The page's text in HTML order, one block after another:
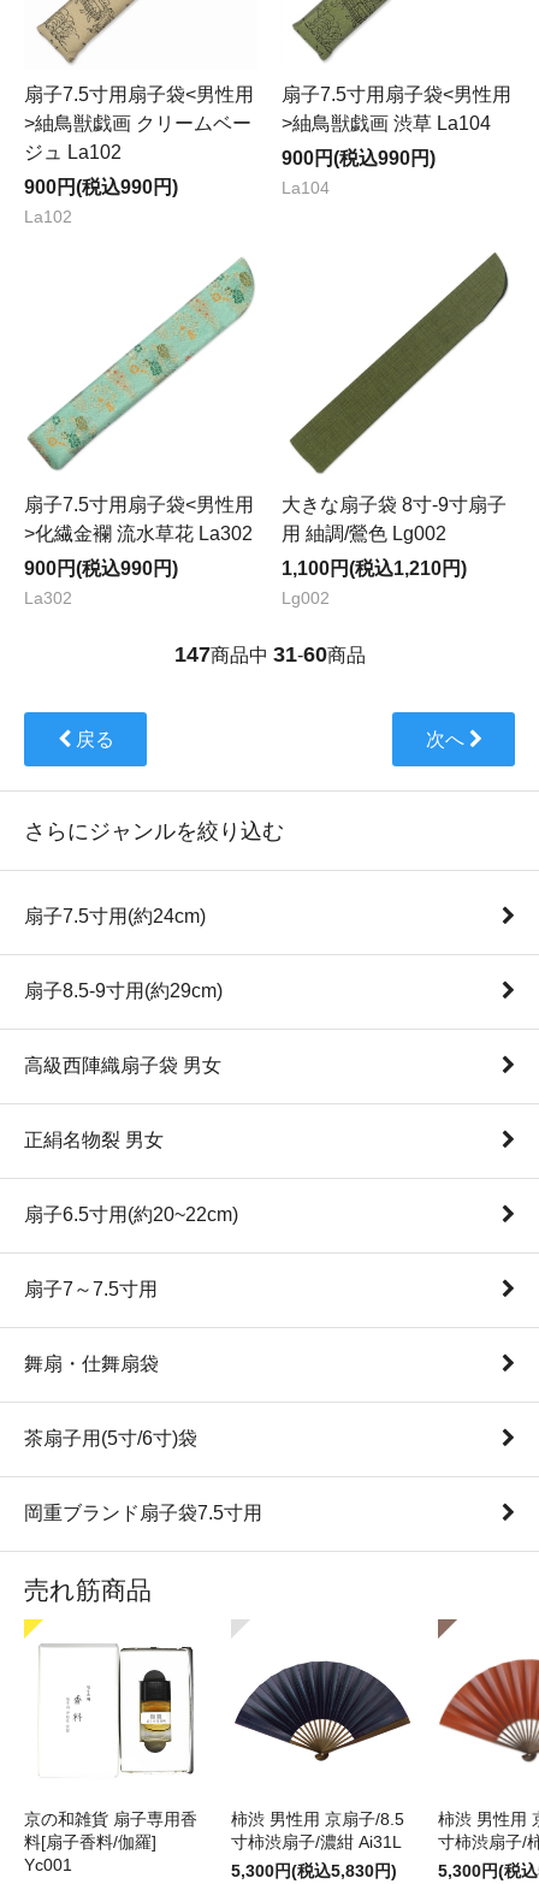
扇子7.5寸用扇子袋<男性用
>紬鳥獣戯画 クリームベー
ジュ La102
900円(税込990円)
La102
扇子7.5寸用扇子袋<男性用
>紬鳥獣戯画 渋草 La104
900円(税込990円)
La104
扇子7.5寸用扇子袋<男性用
>化繊金襴 流水草花 La302
900円(税込990円)
La302
大きな扇子袋 8寸-9寸扇子
用 紬調/鶯色 Lg002
1,100円(税込1,210円)
Lg002
147商品中 31-60商品
戻る 次へ
さらにジャンルを絞り込む
扇子7.5寸用(約24cm)
扇子8.5-9寸用(約29cm)
高級西陣織扇子袋 男女
正絹名物裂 男女
扇子6.5寸用(約20~22cm)
扇子7～7.5寸用
舞扇・仕舞扇袋
茶扇子用(5寸/6寸)袋
岡重ブランド扇子袋7.5寸用
売れ筋商品
京の和雑貨 扇子専用香
料[扇子香料/伽羅]
Yc001
柿渋 男性用 京扇子/8.5
寸柿渋扇子/濃紺 Ai31L
5,300円(税込5,830円)
柿渋 男性用
寸柿渋扇子/
5,300円(税